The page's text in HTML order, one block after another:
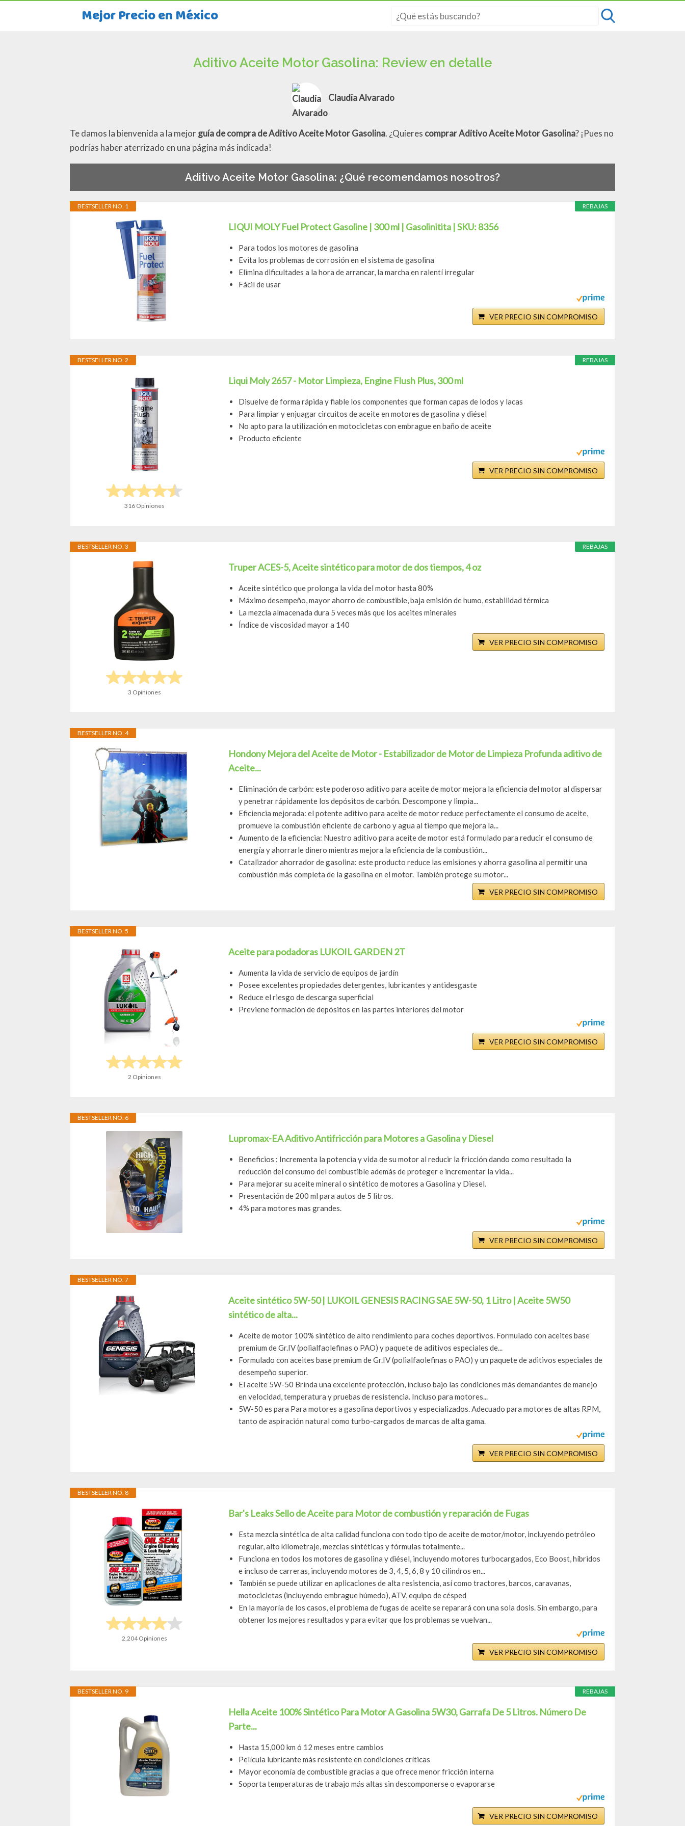
Mejor Precio en México
Aditivo Aceite Motor Gasolina: Review en detalle
Claudia Alvarado
Te damos la bienvenida a la mejorguía de compra de Aditivo Aceite Motor Gasolina. ¿Quieres comprar Aditivo Aceite Motor Gasolina? ¡Pues no
podrías haber aterrizado en una página más indicada!
Aditivo Aceite Motor Gasolina: ¿Qué recomendamos nosotros?
REBAJAS
BESTSELLER NO. 1
LIQUI MOLY Fuel Protect Gasoline | 300 ml | Gasolinitita | SKU: 8356
Para todos los motores de gasolina
Evita los problemas de corrosión en el sistema de gasolina
Elimina dificultades a la hora de arrancar, la marcha en ralentí irregular
Fácil de usar
VER PRECIO SIN COMPROMISO
REBAJAS
BESTSELLER NO. 2
316 Opiniones
Liqui Moly 2657 - Motor Limpieza, Engine Flush Plus, 300 ml
Disuelve de forma rápida y fiable los componentes que forman capas de lodos y lacas
Para limpiar y enjuagar circuitos de aceite en motores de gasolina y diésel
No apto para la utilización en motocicletas con embrague en baño de aceite
Producto eficiente
VER PRECIO SIN COMPROMISO
REBAJAS
BESTSELLER NO. 3
3 Opiniones
Truper ACES-5, Aceite sintético para motor de dos tiempos, 4 oz
Aceite sintético que prolonga la vida del motor hasta 80%
Máximo desempeño, mayor ahorro de combustible, baja emisión de humo, estabilidad térmica
La mezcla almacenada dura 5 veces más que los aceites minerales
Índice de viscosidad mayor a 140
VER PRECIO SIN COMPROMISO
BESTSELLER NO. 4
Hondony Mejora del Aceite de Motor - Estabilizador de Motor de Limpieza Profunda aditivo de
Aceite...
Eliminación de carbón: este poderoso aditivo para aceite de motor mejora la eficiencia del motor al dispersar
y penetrar rápidamente los depósitos de carbón. Descompone y limpia...
Eficiencia mejorada: el potente aditivo para aceite de motor reduce perfectamente el consumo de aceite,
promueve la combustión eficiente de carbono y agua al tiempo que mejora la...
Aumento de la eficiencia: Nuestro aditivo para aceite de motor está formulado para reducir el consumo de
energía y ahorrarle dinero mientras mejora la eficiencia de la combustión...
Catalizador ahorrador de gasolina: este producto reduce las emisiones y ahorra gasolina al permitir una
combustión más completa de la gasolina en el motor. También protege su motor...
VER PRECIO SIN COMPROMISO
BESTSELLER NO. 5
2 Opiniones
Aceite para podadoras LUKOIL GARDEN 2T
Aumenta la vida de servicio de equipos de jardín
Posee excelentes propiedades detergentes, lubricantes y antidesgaste
Reduce el riesgo de descarga superficial
Previene formación de depósitos en las partes interiores del motor
VER PRECIO SIN COMPROMISO
BESTSELLER NO. 6
Lupromax-EA Aditivo Antifricción para Motores a Gasolina y Diesel
Beneficios : Incrementa la potencia y vida de su motor al reducir la fricción dando como resultado la
reducción del consumo del combustible además de proteger e incrementar la vida...
Para mejorar su aceite mineral o sintético de motores a Gasolina y Diesel.
Presentación de 200 ml para autos de 5 litros.
4% para motores mas grandes.
VER PRECIO SIN COMPROMISO
BESTSELLER NO. 7
Aceite sintético 5W-50 | LUKOIL GENESIS RACING SAE 5W-50, 1 Litro | Aceite 5W50
sintético de alta...
Aceite de motor 100% sintético de alto rendimiento para coches deportivos. Formulado con aceites base
premium de Gr.IV (polialfaolefinas o PAO) y paquete de aditivos especiales de...
Formulado con aceites base premium de Gr.IV (polialfaolefinas o PAO) y un paquete de aditivos especiales de
desempeño superior.
El aceite 5W-50 Brinda una excelente protección, incluso bajo las condiciones más demandantes de manejo
en velocidad, temperatura y pruebas de resistencia. Incluso para motores...
5W-50 es para Para motores a gasolina deportivos y especializados. Adecuado para motores de altas RPM,
tanto de aspiración natural como turbo-cargados de marcas de alta gama.
VER PRECIO SIN COMPROMISO
BESTSELLER NO. 8
2,204 Opiniones
Bar's Leaks Sello de Aceite para Motor de combustión y reparación de Fugas
Esta mezcla sintética de alta calidad funciona con todo tipo de aceite de motor/motor, incluyendo petróleo
regular, alto kilometraje, mezclas sintéticas y fórmulas totalmente...
Funciona en todos los motores de gasolina y diésel, incluyendo motores turbocargados, Eco Boost, híbridos
e incluso de carreras, incluyendo motores de 3, 4, 5, 6, 8 y 10 cilindros en...
También se puede utilizar en aplicaciones de alta resistencia, así como tractores, barcos, caravanas,
motocicletas (incluyendo embrague húmedo), ATV, equipo de césped
En la mayoría de los casos, el problema de fugas de aceite se reparará con una sola dosis. Sin embargo, para
obtener los mejores resultados y para evitar que los problemas se vuelvan...
VER PRECIO SIN COMPROMISO
REBAJAS
BESTSELLER NO. 9
Hella Aceite 100% Sintético Para Motor A Gasolina 5W30, Garrafa De 5 Litros. Número De
Parte...
Hasta 15,000 km ó 12 meses entre cambios
Película lubricante más resistente en condiciones críticas
Mayor economía de combustible gracias a que ofrece menor fricción interna
Soporta temperaturas de trabajo más altas sin descomponerse o evaporarse
VER PRECIO SIN COMPROMISO